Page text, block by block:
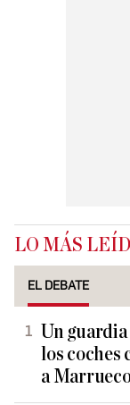
LO MÁS
EL DEBATE
Un
los coches
a